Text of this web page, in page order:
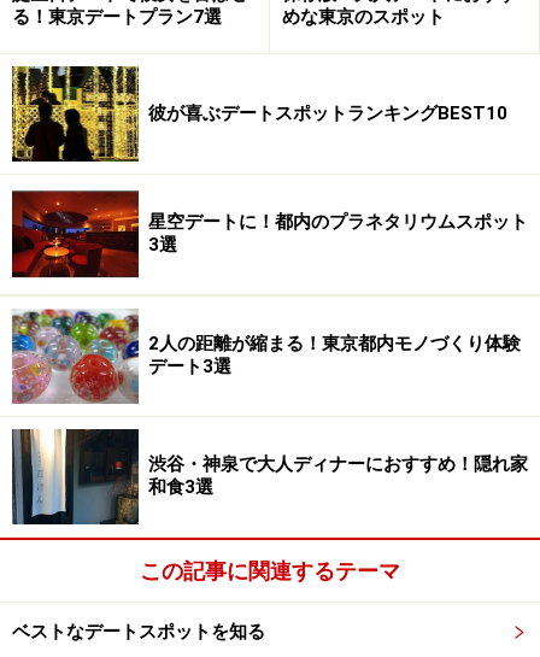
る！東京デートプラン7選
めな東京のスポット
彼が喜ぶデートスポットランキングBEST10
星空デートに！都内のプラネタリウムスポット
3選
2人の距離が縮まる！東京都内モノづくり体験
デート3選
渋谷・神泉で大人ディナーにおすすめ！隠れ家
和食3選
この記事に関連するテーマ
ベストなデートスポットを知る